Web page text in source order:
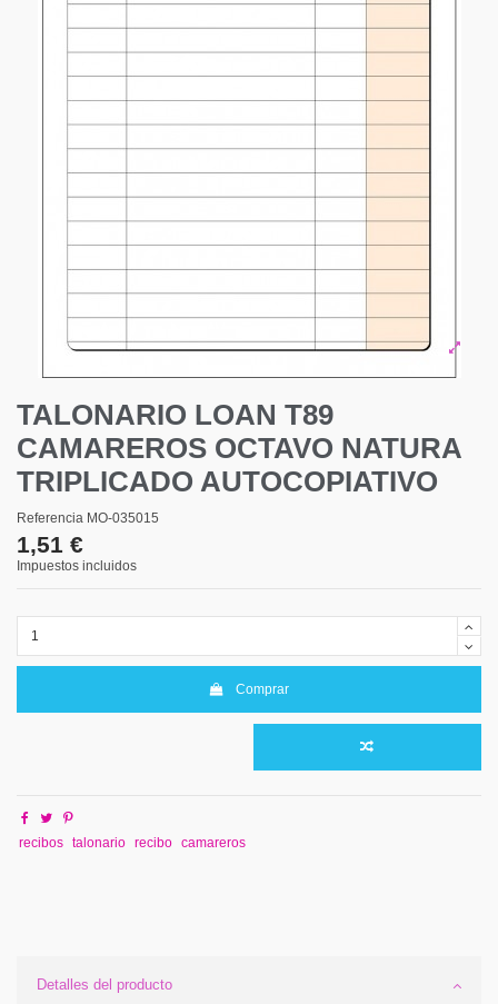
TALONARIO LOAN T89
CAMAREROS OCTAVO NATURA
TRIPLICADO AUTOCOPIATIVO
Referencia MO-035015
1,51 €
Impuestos incluidos
Comprar
recibos talonario recibo camareros
Detalles del producto